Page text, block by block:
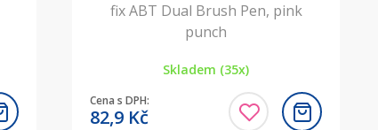
fix ABT Dual Brush Pen, pink
punch
Skladem (35x)
Cena s DPH:
82,9 Kč